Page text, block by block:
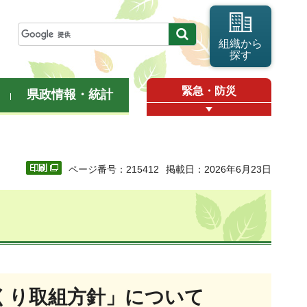
組織から
探す
県政情報・統計 緊急・防災
ページ番号：215412 掲載日：2026年6月23日
取組方針」について